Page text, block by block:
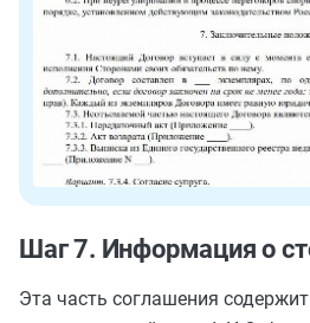
Шаг 7. Информация о
Эта часть соглашения